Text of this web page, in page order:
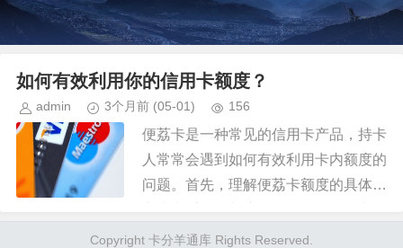
如何有效利用你的信用卡额度？
admin 3个月前 (05-01) 156
便荔卡是一种常见的信用卡产品，持卡
人常常会遇到如何有效利用卡内额度的
问题。首先，理解便荔卡额度的具体含
在一定期限内可使用的信用限额。要借
Copyright 卡分羊通库 Rights Reserved.